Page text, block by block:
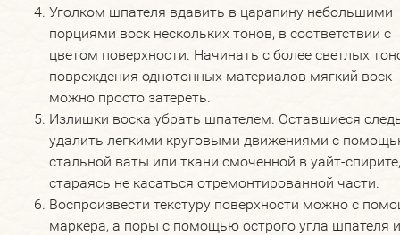
Уголком шпателя вдавить в царапину небольшими
порциями воск нескольких тонов, в соответствии с
цветом поверхности. Начинать с более светлых
повреждения однотонных материалов мягкий воск
можно просто затереть.
Излишки воска убрать шпателем. Оставшиеся
удалить легкими круговыми движениями с
стальной ваты или ткани смоченной в уайт-спирите,
стараясь не касаться отремонтированной части.
Воспроизвести текстуру поверхности можно с
маркера, а поры с помощью острого угла шпателя